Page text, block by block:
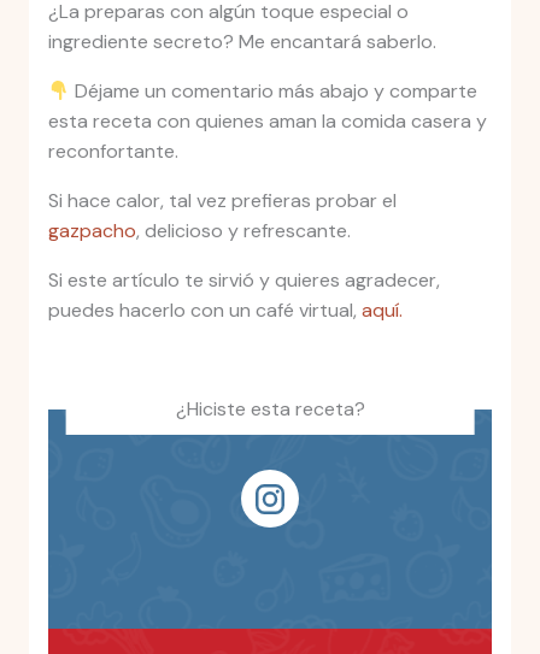
¿La preparas con algún toque especial o
ingrediente secreto? Me encantará saberlo.
Déjame un comentario más abajo y comparte
esta receta con quienes aman la comida casera y
reconfortante.
Si hace calor, tal vez prefieras probar el
gazpacho, delicioso y refrescante.
Si este artículo te sirvió y quieres agradecer,
puedes hacerlo con un café virtual, aquí.
¿Hiciste esta receta?